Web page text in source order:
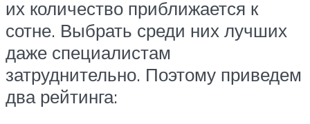
их количество приближается к
сотне. Выбрать среди них лучших
даже специалистам
затруднительно. Поэтому приведем
два рейтинга: